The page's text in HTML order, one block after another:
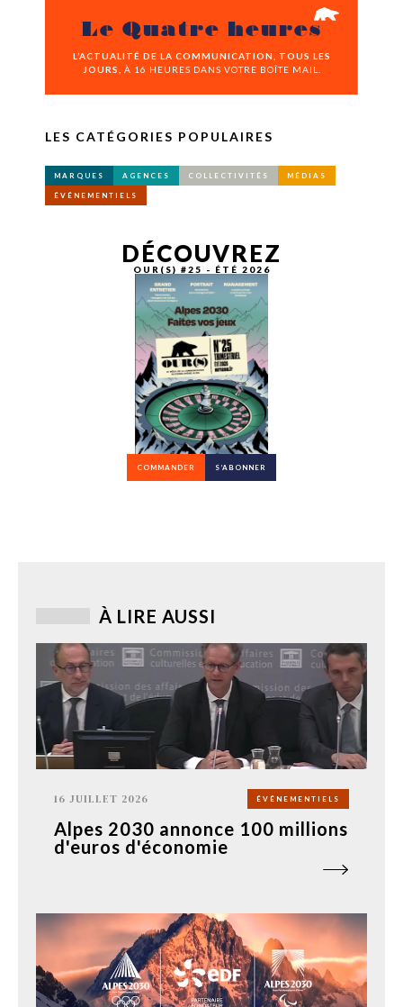
Le Quatre heures
L’ACTUALITÉ DE LA COMMUNICATION, TOUS LES
JOURS,
À 16 HEURES DANS VOTRE BOÎTE MAIL.
LES CATÉGORIES POPULAIRES
MARQUES AGENCES COLLECTIVITÉS MÉDIAS
ÉVÉNEMENTIELS
DÉCOUVREZ
OUR(S) #25 - ÉTÉ 2026
COMMANDER S’ABONNER
À LIRE AUSSI
16 JUILLET 2026 ÉVÉNEMENTIELS
Alpes 2030 annonce 100 millions
d'euros d'économie